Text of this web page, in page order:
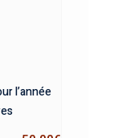
l’année